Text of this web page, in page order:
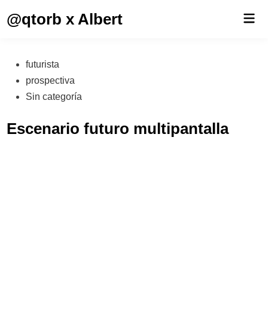
@qtorb x Albert
Publicado
en
futurista
prospectiva
Sin categoría
Escenario futuro multipantalla